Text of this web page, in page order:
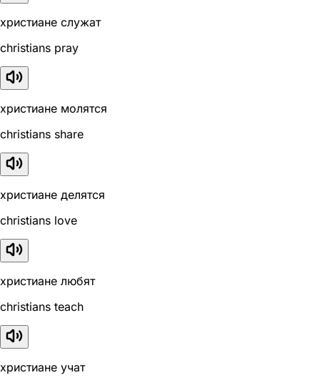
христиане служат
christians pray
христиане молятся
christians share
христиане делятся
christians love
христиане любят
christians teach
христиане учат